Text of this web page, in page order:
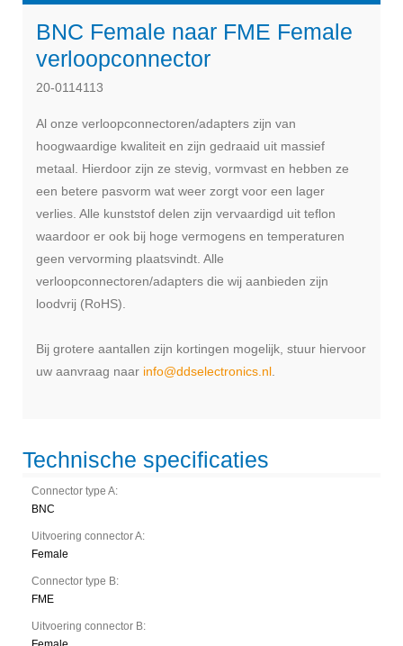
BNC Female naar FME Female
verloopconnector
20-0114113
Al onze verloopconnectoren/adapters zijn van
hoogwaardige kwaliteit en zijn gedraaid uit massief
metaal. Hierdoor zijn ze stevig, vormvast en hebben ze
een betere pasvorm wat weer zorgt voor een lager
verlies. Alle kunststof delen zijn vervaardigd uit teflon
waardoor er ook bij hoge vermogens en temperaturen
geen vervorming plaatsvindt. Alle
verloopconnectoren/adapters die wij aanbieden zijn
loodvrij (RoHS).
Bij grotere aantallen zijn kortingen mogelijk, stuur hiervoor
uw aanvraag naar info@ddselectronics.nl
Technische specificaties
Connector type A:
BNC
Uitvoering connector A:
Female
Connector type B:
FME
Uitvoering connector B: